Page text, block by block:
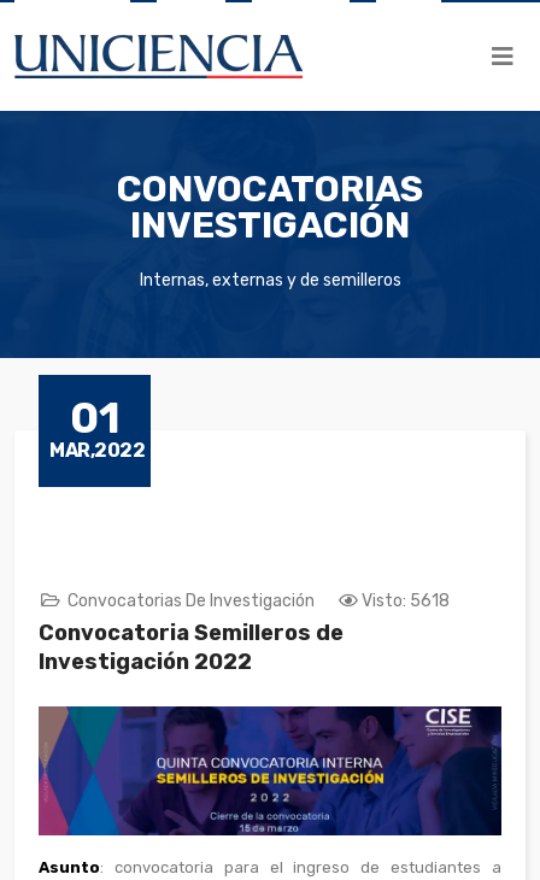
CONVOCATORIAS
INVESTIGACIÓN
Internas, externas y de semilleros
01
MAR,2022
Convocatorias De Investigación Visto: 5618
Convocatoria Semilleros de
Investigación 2022
Asunto: convocatoria para el ingreso de estudiantes a